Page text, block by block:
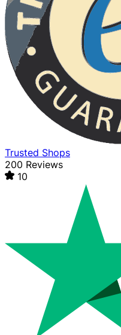
Trusted Shops
200 Reviews
10